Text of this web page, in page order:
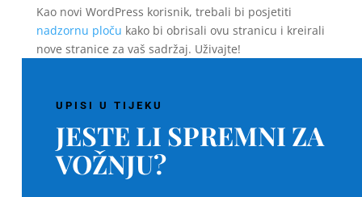
Kao novi WordPress korisnik, trebali bi posjetiti
nadzornu ploču kako bi obrisali ovu stranicu i kreirali
nove stranice za vaš sadržaj. Uživajte!
UPISI U TIJEKU
JESTE LI SPREMNI ZA
VOŽNJU?